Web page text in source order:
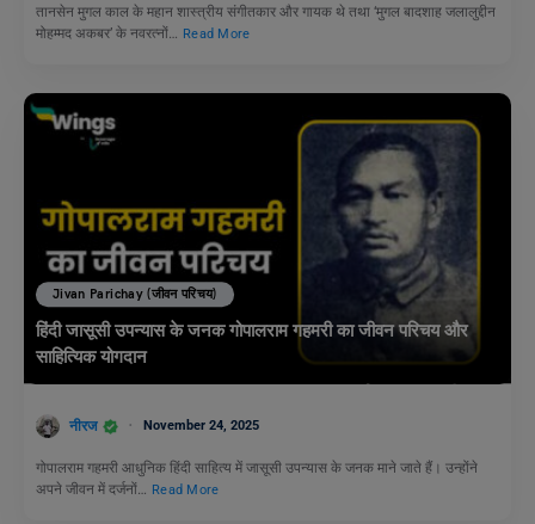
तानसेन मुगल काल के महान शास्त्रीय संगीतकार और गायक थे तथा ‘मुगल बादशाह जलालुद्दीन
मोहम्मद अकबर’ के नवरत्नों… Read More
Jivan Parichay (जीवन परिचय)
हिंदी जासूसी उपन्यास के जनक गोपालराम गहमरी का जीवन परिचय और
साहित्यिक योगदान
नीरज November 24, 2025
गोपालराम गहमरी आधुनिक हिंदी साहित्य में जासूसी उपन्यास के जनक माने जाते हैं। उन्होंने
अपने जीवन में दर्जनों… Read More